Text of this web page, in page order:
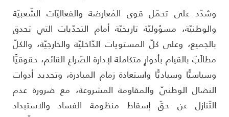
على تحمّل قوى المُعارضة والفعاليّات الشّعبيّة
مسؤوليّة تاريخيّة أمام التحدّيات التي تحدق
وعلى كلّ المستويات الدّاخليّة والخارجيّة، والكلّ
بالقيام بأدوارٍ متكاملة لإدارة الصّراع القائم، حقوقيًّا
وسياديًّا واستعادة زمام المبادرة، وتجديد أدوات
الوطنيّ والمقاومة المشروعة، مع ضرورة عدم
عن حقّ إسقاط منظومة الفساد والاستبداد